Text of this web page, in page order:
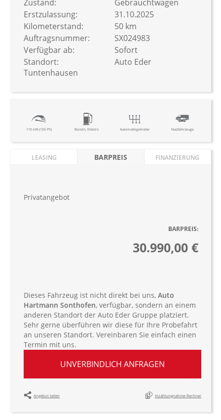
110 kW (150 PS) Benzin, Elektro Automatikgetriebe Nutzfahrzeuge
Zustand:
Gebrauchtwagen
Erstzulassung:
31.10.2025
Kilometerstand:
50 km
Auftragsnummer:
SX024983
Verfügbar ab:
Sofort
Standort:
Auto Eder
Tuntenhausen
LEASING BARPREIS FINANZIERUNG
Privatangebot
BARPREIS:
30.990,00 €
Dieses Fahrzeug ist nicht direkt bei uns, Auto
Hartmann Sonthofen, verfügbar, sondern an einem
anderen Standort der Auto Eder Gruppe platziert.
Sehr gerne überführen wir diese für Ihre Probefahrt
an unseren Standort. Vereinbaren Sie einfach einen
Termin mit uns.
UNVERBINDLICH ANFRAGEN
Angebot teilen Inzahlungnahme-Rechner